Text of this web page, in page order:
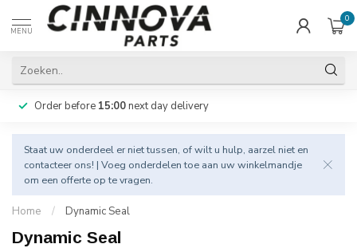
MENU
0
Order before 15:00next day delivery
Staat uw onderdeel er niet tussen, of wilt u hulp, aarzel niet en
contacteer ons! | Voeg onderdelen toe aan uw winkelmandje
om een offerte op te vragen.
Home / Dynamic Seal
Dynamic Seal